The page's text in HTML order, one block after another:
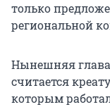
только
региональной
Нынешняя
считается
которым